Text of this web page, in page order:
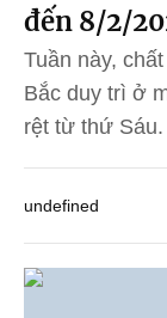
đến 8/2/
Tuần này,
Bắc duy trì ở
rệt từ thứ Sáu.
undefined